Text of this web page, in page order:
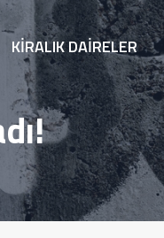
KIRALIK DAIRELER